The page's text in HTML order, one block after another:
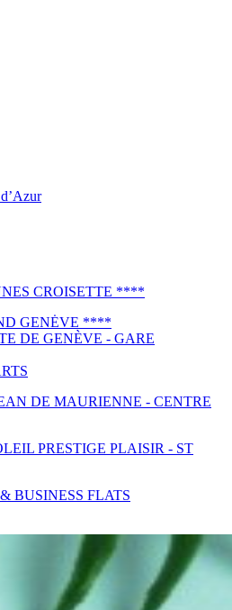
CROISETTE ****
GENĖVE ****
DE GENÈVE - GARE
DE MAURIENNE - CENTRE
PRESTIGE PLAISIR - ST
BUSINESS FLATS